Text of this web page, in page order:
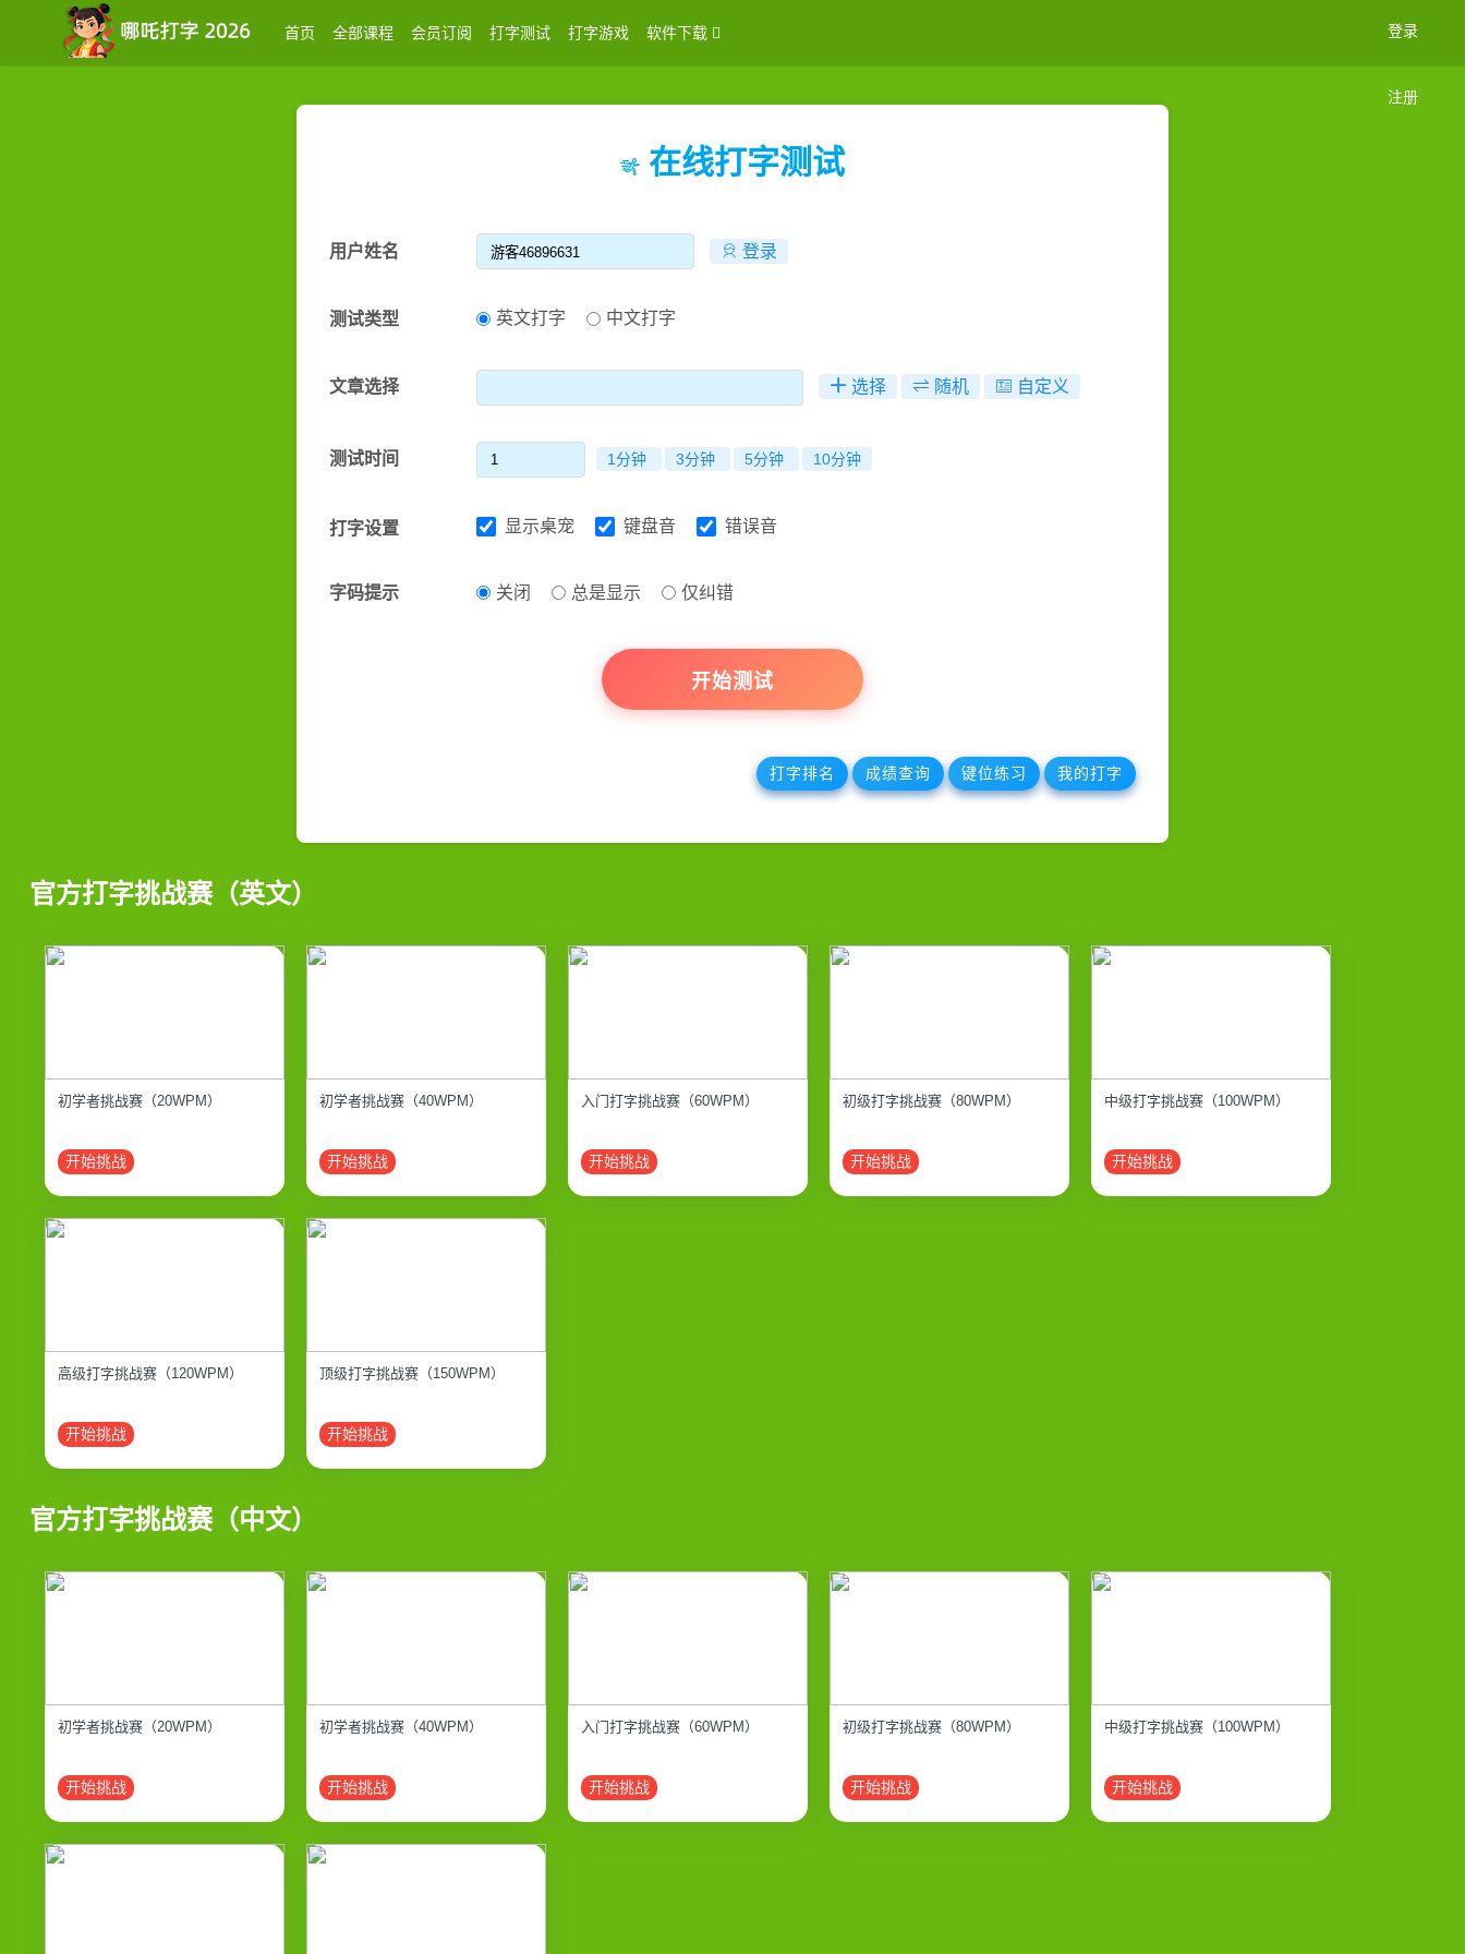
首页 全部课程 会员订阅 打字测试 打字游戏 软件下载 登录
注册
登录
在线打字测试
用户姓名 登录
测试类型 英文打字 中文打字
文章选择 选择 随机 自定义
测试时间 1分钟 3分钟 5分钟 10分钟
打字设置 显示桌宠 键盘音 错误音
字码提示 关闭 总是显示 仅纠错
开始测试
打字排名 成绩查询 键位练习 我的打字
官方打字挑战赛（英文）
初学者挑战赛（20WPM）
开始挑战
初学者挑战赛（40WPM）
开始挑战
入门打字挑战赛（60WPM）
开始挑战
初级打字挑战赛（80WPM）
开始挑战
中级打字挑战赛（100WPM）
开始挑战
高级打字挑战赛（120WPM）
开始挑战
顶级打字挑战赛（150WPM）
开始挑战
官方打字挑战赛（中文）
初学者挑战赛（20WPM）
开始挑战
初学者挑战赛（40WPM）
开始挑战
入门打字挑战赛（60WPM）
开始挑战
初级打字挑战赛（80WPM）
开始挑战
中级打字挑战赛（100WPM）
开始挑战